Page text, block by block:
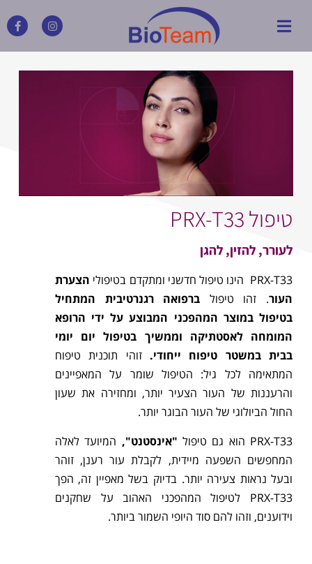
טיפול PRX-T33
לעורר, להזין, להגן
PRX-T33 הינו טיפול חדשני ומתקדם בטיפולי
הצערת
העור. זהו טיפול ברפואה רגנרטיבית המתחיל
בטיפול במוצר המהפכני המבוצע על ידי הרופא
המומחה לאסטתיקה וממשיך בטיפול יום יומי
בבית במשטר טיפוח ייחודי.זוהי תוכנית טיפוח
המתאימה לכל גיל: הטיפול שומר על המאפיינים
והרעננות של העור הצעיר יותר, ומחזירה את שעון
החול הביולוגי של העור הבוגר יותר.
PRX-T33 הוא גם טיפול
"אינסטנט", המיועד לאלה
המחפשים השפעה מיידית, לקבלת עור רענן, זוהר
ובעל נראות צעירה יותר. בדיוק בשל מאפיין זה, הפך
PRX-T33 לטיפול המהפכני האהוב על שחקנים
וידוענים, וזהו להם סוד היופי השמור ביותר.